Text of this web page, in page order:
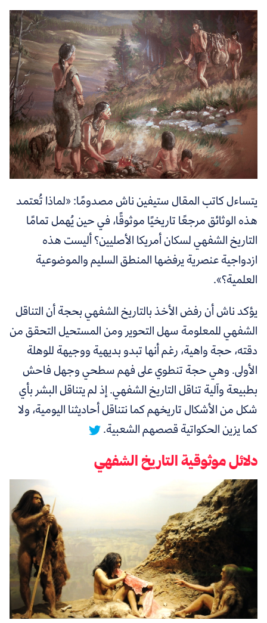
يتساءل كاتب المقال ستيفين ناش مصدومًا: «لماذا تُعتمد
هذه الوثائق مرجعًا تاريخيًا موثوقًا، في حين يُهمل تمامًا
التاريخ الشفهي لسكان أمريكا الأصليين؟ أليست هذه
ازدواجية عنصرية يرفضها المنطق السليم والموضوعية
العلمية؟».
يؤكد ناش أن رفض الأخذ بالتاريخ الشفهي بحجة أن التناقل
الشفهي للمعلومة سهل التحوير ومن المستحيل التحقق من
دقته، حجة واهية، رغم أنها تبدو بديهية ووجيهة للوهلة
الأولى.وهي حجة تنطوي على فهم سطحي وجهل فاحش
بطبيعة وآلية تناقل التاريخ الشفهي. إذ لم يتناقل البشر بأي
شكل من الأشكال تاريخهم كما نتناقل أحاديثنا اليومية، ولا
كما يزين الحكواتية قصصهم الشعبية.
دلائل موثوقية التاريخ الشفهي